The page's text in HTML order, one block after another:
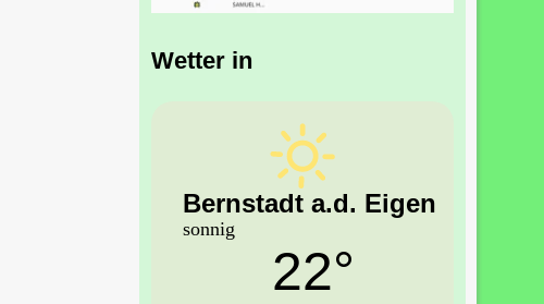
Wetter in
Bernstadt a.d. Eigen
sonnig
22°